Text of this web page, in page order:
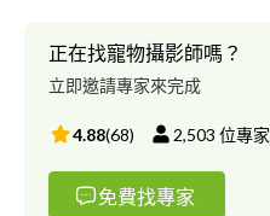
正在找寵物攝影師嗎？
立即邀請專家來完成
4.88(68) 2,503 位專家
免費找專家